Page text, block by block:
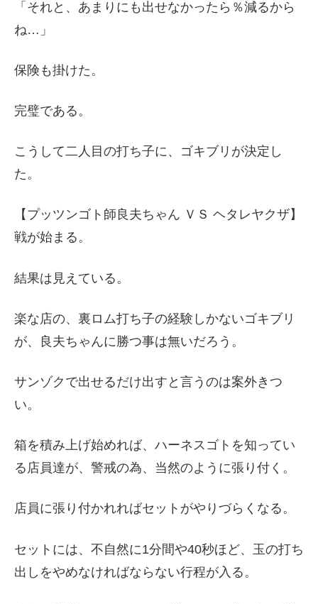
「それと、あまりにも出せなかったら％減るから
ね…」
保険も掛けた。
完璧である。
こうして二人目の打ち子に、ゴキブリが決定し
た。
【プッツンゴト師良夫ちゃん ＶＳ ヘタレヤクザ】
戦が始まる。
結果は見えている。
楽な店の、裏ロム打ち子の経験しかないゴキブリ
が、良夫ちゃんに勝つ事は無いだろう。
サンゾクで出せるだけ出すと言うのは案外きつ
い。
箱を積み上げ始めれば、ハーネスゴトを知ってい
る店員達が、警戒の為、当然のように張り付く。
店員に張り付かれればセットがやりづらくなる。
セットには、不自然に1分間や40秒ほど、玉の打ち
出しをやめなければならない行程が入る。